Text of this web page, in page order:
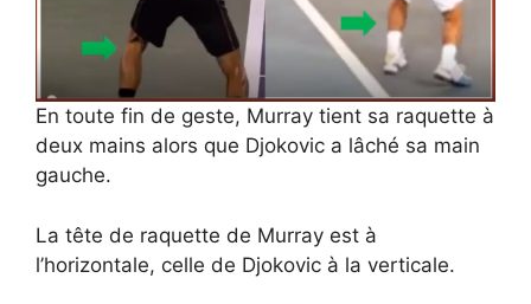
En toute fin de geste, Murray tient sa raquette à
deux mains alors que Djokovic a lâché sa main
gauche.
La tête de raquette de Murray est à
l’horizontale, celle de Djokovic à la verticale.